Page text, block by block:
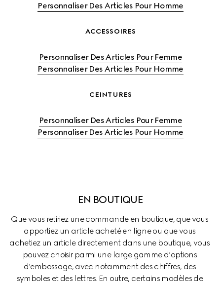
Personnaliser Des Articles Pour Homme
ACCESSOIRES
Personnaliser Des Articles Pour Femme
Personnaliser Des Articles Pour Homme
CEINTURES
Personnaliser Des Articles Pour Femme
Personnaliser Des Articles Pour Homme
EN BOUTIQUE
Que vous retiriez une commande en boutique, que vous
apportiez un article acheté en ligne ou que vous
achetiez un article directement dans une boutique, vous
pouvez choisir parmi une large gamme d’options
d’embossage, avec notamment des chiffres, des
symboles et des lettres. En outre, certains modèles de